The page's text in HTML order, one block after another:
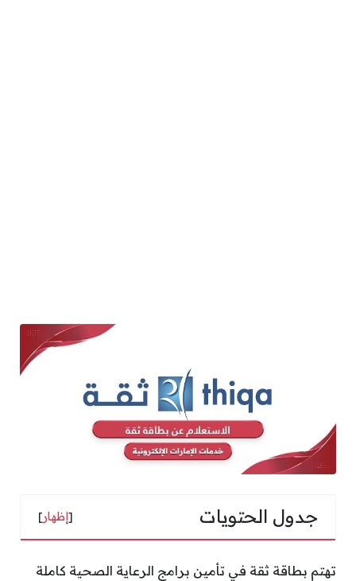
جدول الحتويات [إظهار]
تهتم بطاقة ثقة في تأمين برامج الرعاية الصحية كاملة